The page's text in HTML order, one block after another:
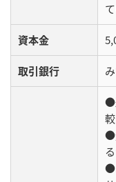
資本金
取引銀行
●
●
●